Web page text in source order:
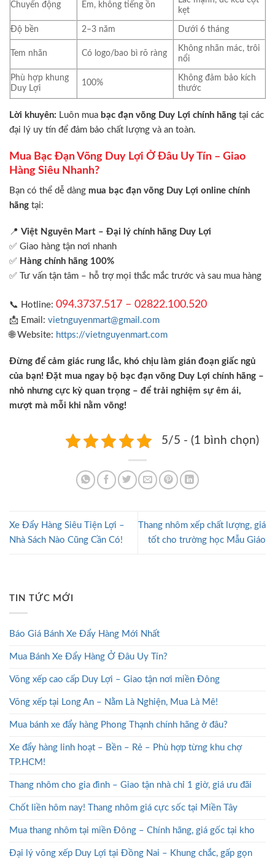
Chuyển động Êm, không tiếng ồn
kẹt
Độ bền 2–3 năm Dưới 6 tháng
Tem nhãn Có logo/bao bì rõ ràng
Không nhãn mác, trôi
nổi
Phù hợp khung
Duy Lợi
100%
Không đảm bảo kích
thước
Lời khuyên: Luôn mua bạc đạn võng Duy Lợi chính hãng tại các
đại lý uy tín để đảm bảo chất lượng và an toàn.
Mua Bạc Đạn Võng Duy Lợi Ở Đâu Uy Tín – Giao
Hàng Siêu Nhanh?
Bạn có thể dễ dàng mua bạc đạn võng Duy Lợi online chính
hãng tại:
📍 Việt Nguyên Mart – Đại lý chính hãng Duy Lợi
✅ Giao hàng tận nơi nhanh
✅ Hàng chính hãng 100%
✅ Tư vấn tận tâm – hỗ trợ mọi thắc mắc trước và sau mua hàng
📞 Hotline: 094.3737.517 – 02822.100.520
📩 Email: vietnguyenmart@gmail.com
🌐 Website: https://vietnguyenmart.com
Đừng để cảm giác rung lắc, khó chịu làm gián đoạn giấc ngủ
của bạn! Đặt mua ngay bộ bạc đạn võng Duy Lợi chính hãng –
nhỏ nhưng cực kỳ quan trọng – để trải nghiệm sự êm ái,
mượt mà mỗi khi nằm võng!
5/5 - (1 bình chọn)
Xe Đẩy Hàng Siêu Tiện Lợi –
Nhà Sách Nào Cũng Cần Có!
Thang nhôm xếp chất lượng, giá
tốt cho trường học Mẫu Giáo
TIN TỨC MỚI
Báo Giá Bánh Xe Đẩy Hàng Mới Nhất
Mua Bánh Xe Đẩy Hàng Ở Đâu Uy Tín?
Võng xếp cao cấp Duy Lợi – Giao tận nơi miền Đông
Võng xếp tại Long An – Nằm Là Nghiện, Mua Là Mê!
Mua bánh xe đẩy hàng Phong Thạnh chính hãng ở đâu?
Xe đẩy hàng linh hoạt – Bền – Rẻ – Phù hợp từng khu chợ
TP.HCM!
Thang nhôm cho gia đình – Giao tận nhà chỉ 1 giờ, giá ưu đãi
Chốt liền hôm nay! Thang nhôm giá cực sốc tại Miền Tây
Mua thang nhôm tại miền Đông – Chính hãng, giá gốc tại kho
Đại lý võng xếp Duy Lợi tại Đồng Nai – Khung chắc, gấp gọn